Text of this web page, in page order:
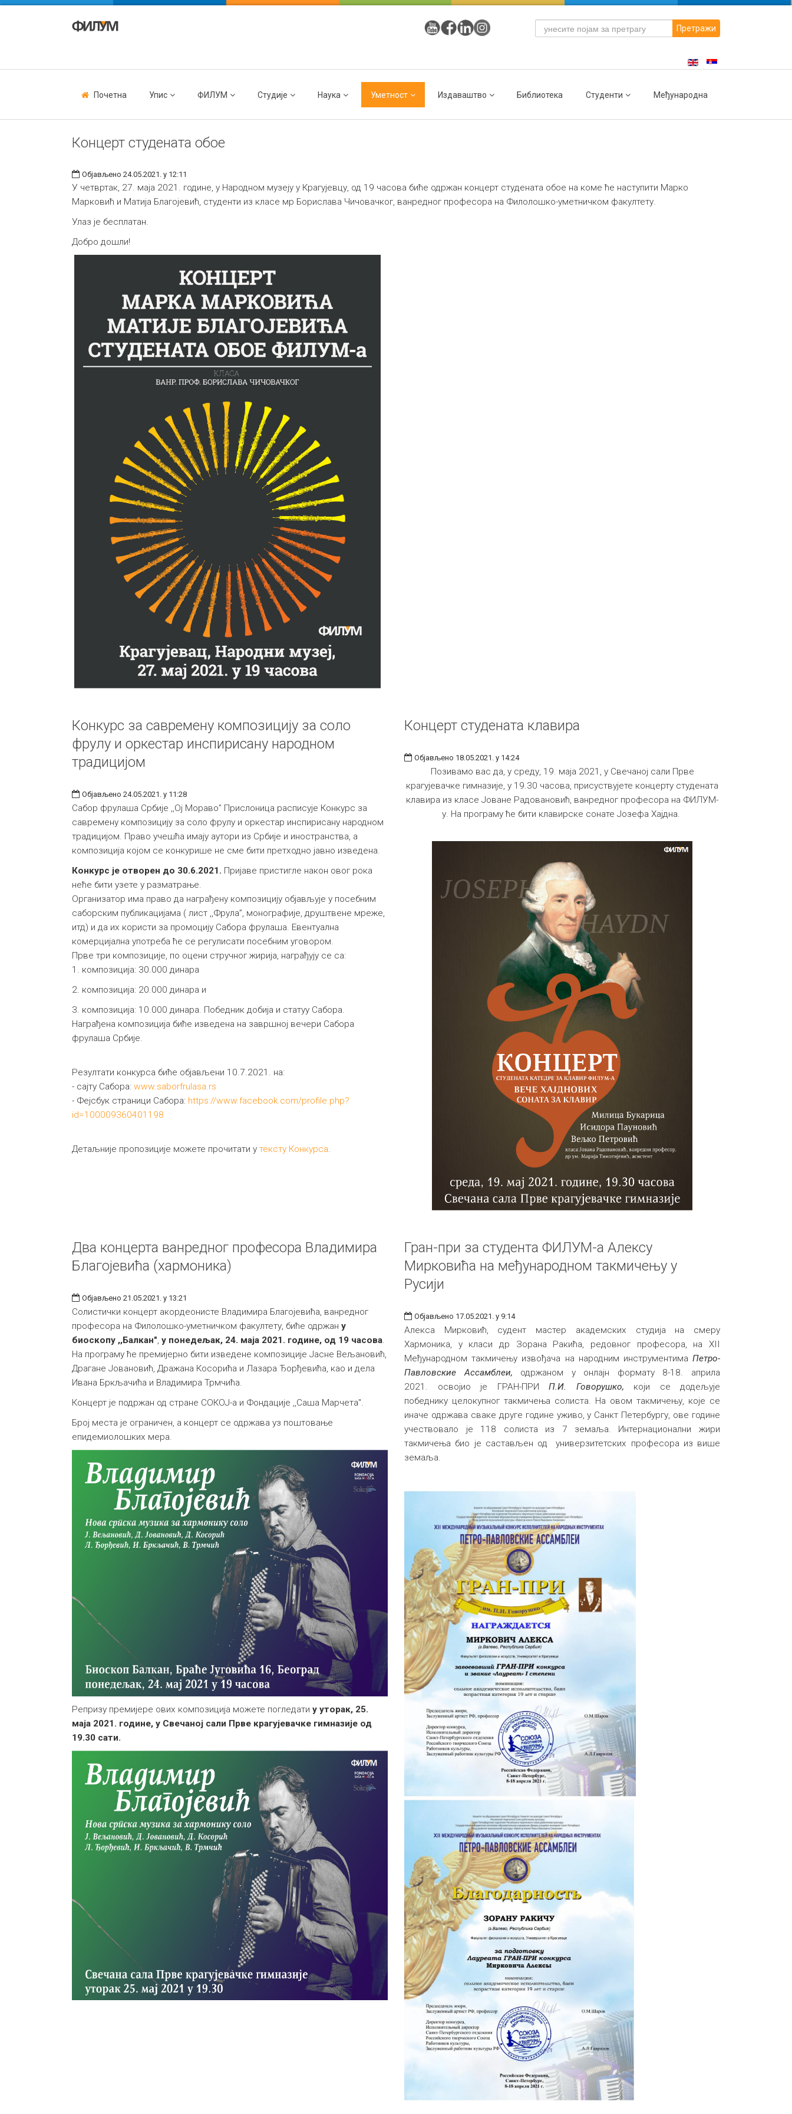
Претражи
Почетна Упис ФИЛУМ Студије Наука Уметност Издаваштво Библиотека Студенти Међународна
Концерт студената обое
Објављено 24.05.2021. у 12:11
У четвртак, 27. маја 2021. године, у Народном музеју у Крагујевцу, од 19 часова биће одржан концерт студената обое на коме ће наступити Марко
Марковић и Матија Благојевић, студенти из класе мр Борислава Чичовачког, ванредног професора на Филолошко-уметничком факултету.
Улаз је бесплатан.
Добро дошли!
Конкурс за савремену композицију за соло
фрулу и оркестар инспирисану народном
традицијом
Објављено 24.05.2021. у 11:28
Сабор фрулаша Србије ,,Ој Мораво’’ Прислоница расписује Конкурс за
савремену композицију за соло фрулу и оркестар инспирисану народном
традицијом. Право учешћа имају аутори из Србије и иностранства, а
композиција којом се конкурише не сме бити претходно јавно изведена.
Конкурс је отворен до 30.6.2021. Пријаве пристигле након овог рока
неће бити узете у разматрање.
Организатор има право да награђену композицију објављује у посебним
саборским публикацијама ( лист ,,Фрула”, монографије, друштвене мреже,
итд) и да их користи за промоцију Сабора фрулаша. Евентуална
комерцијална употреба ће се регулисати посебним уговором.
Прве три композиције, по оцени стручног жирија, награђују се са:
1. композиција: 30.000 динара
2. композиција: 20.000 динара и
3. композиција: 10.000 динара. Победник добија и статуу Сабора.
Награђена композиција биће изведена на завршној вечери Сабора
фрулаша Србије.
Резултати конкурса биће објављени 10.7.2021. на:
- сајту Сабора: www.saborfrulasa.rs
- Фејсбук страници Сабора: https://www.facebook.com/profile.php?
id=100009360401198
Детаљније пропозиције можете прочитати у тексту Конкурса.
Концерт студената клавира
Објављено 18.05.2021. у 14:24
Позивамо вас да, у среду, 19. маја 2021, у Свечаној сали Прве
крагујевачке гимназије, у 19.30 часова, присуствујете концерту студената
клавира из класе Јоване Радовановић, ванредног професора на ФИЛУМ-
у. На програму ће бити клавирске сонате Јозефа Хајдна.
Два концерта ванредног професора Владимира
Благојевића (хармоника)
Објављено 21.05.2021. у 13:21
Солистички концерт акордеонисте Владимира Благојевића, ванредног
професора на Филолошко-уметничком факултету, биће одржан у
биоскопу ,,Балкан", у понедељак, 24. маја 2021. године, од 19 часова.
На програму ће премијерно бити изведене композиције Јасне Вељановић,
Драгане Јовановић, Дражана Косорића и Лазара Ђорђевића, као и дела
Ивана Бркљачића и Владимира Трмчића.
Концерт је подржан од стране СОКОЈ-а и Фондације ,,Саша Марчета".
Број места је ограничен, а концерт се одржава уз поштовање
епидемиолошких мера.
Репризу премијере ових композиција можете погледати у уторак, 25.
маја 2021. године, у Свечаној сали Прве крагујевачке гимназије од
19.30 сати.
Гран-при за студента ФИЛУМ-а Алексу
Мирковића на међународном такмичењу у
Русији
Објављено 17.05.2021. у 9:14
Алекса Мирковић, судент мастер академских студија на смеру
Хармоника, у класи др Зорана Ракића, редовног професора, на XII
Међународном такмичењу извођача на народним инструментима Петро-
Павловские Ассамблеи, одржаном у онлајн формату 8-18. априла
2021.
освојио је ГРАН-ПРИП.И. Говорушко, који се додељује
победнику целокупног такмичења солиста. На овом такмичењу, које се
иначе одржава сваке друге године уживо, у Санкт Петербургу, ове године
учествовало је 118 солиста из 7 земаља. Интернационални жири
такмичења био је састављен од универзитетских професора из више
земаља.